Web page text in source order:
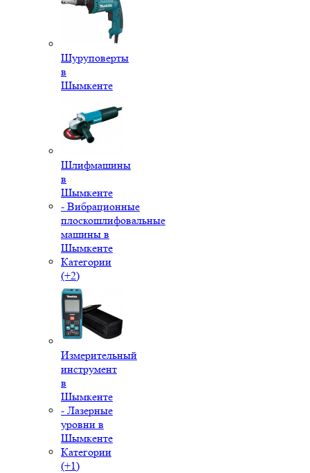
Шуруповерты
в
Шымкенте
Шлифмашины
в
Шымкенте
- Вибрационные
плоскошлифовальные
машины в
Шымкенте
Категории
(+2)
Измерительный
инструмент
в
Шымкенте
- Лазерные
уровни в
Шымкенте
Категории
(+1)